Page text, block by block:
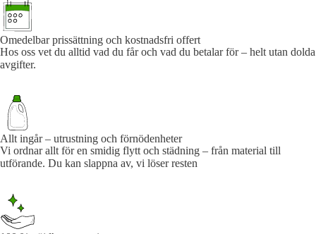
Omedelbar prissättning och kostnadsfri offert
Hos oss vet du alltid vad du får och vad du betalar för – helt utan dolda
avgifter.
Allt ingår – utrustning och förnödenheter
Vi ordnar allt för en smidig flytt och städning – från material till
utförande. Du kan slappna av, vi löser resten